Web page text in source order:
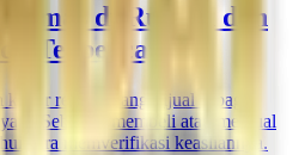
Emas di Rumah dan
Terpercaya
rendah yang dijual sebagai
Sebelum membeli atau menjual
cara memverifikasi keasliannya.